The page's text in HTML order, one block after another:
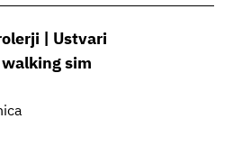
| Ustvari
sim